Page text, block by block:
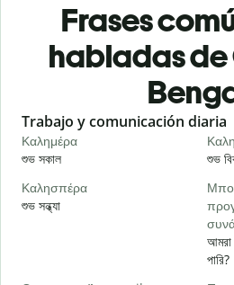
Frases
habladas de
Slide 1 of 6
Trabajo y comunicación diaria
Καλημέρα
শুভ সকাল
শুভ
Καλησπέρα
শুভ সন্ধ্যা
আমরা
পারি?